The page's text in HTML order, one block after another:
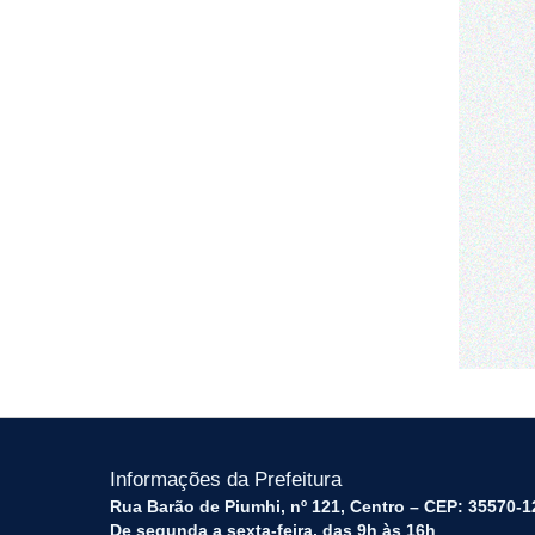
Informações da Prefeitura
Rua Barão de Piumhi, nº 121, Centro – CEP: 35570-
De segunda a sexta-feira, das 9h às 16h